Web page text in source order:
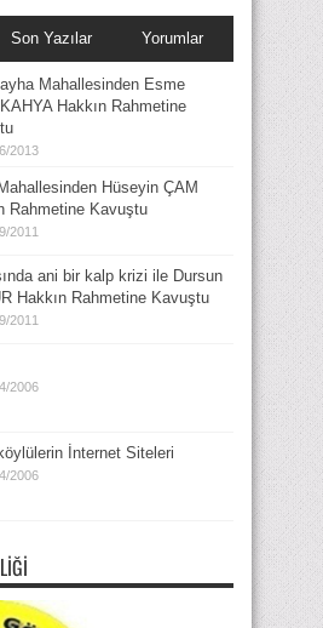
Son Yazılar Yorumlar
Mahallesinden Esme
Hakkın Rahmetine
2013
Hüseyin ÇAM
Rahmetine Kavuştu
2011
ani bir kalp krizi ile Dursun
Hakkın Rahmetine Kavuştu
2011
2006
İnternet Siteleri
2006